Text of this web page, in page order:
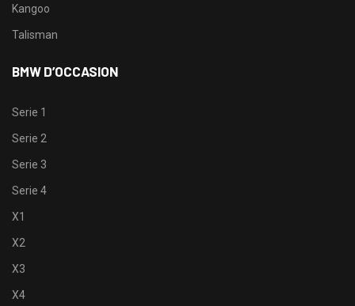
Kangoo
Talisman
BMW D’OCCASION
Serie 1
Serie 2
Serie 3
Serie 4
X1
X2
X3
X4